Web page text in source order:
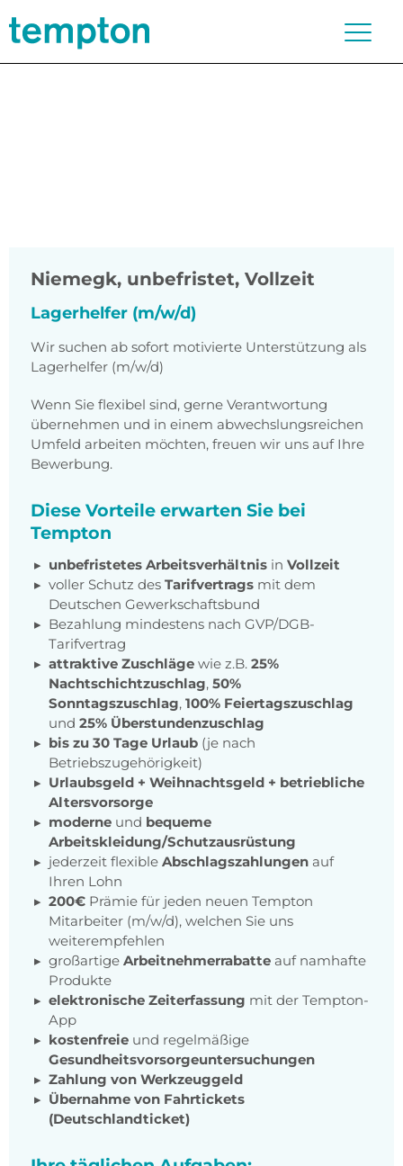
Niemegk, unbefristet, Vollzeit
Lagerhelfer (m/w/d)
Wir suchen ab sofort motivierte Unterstützung als
Lagerhelfer (m/w/d)
Wenn Sie flexibel sind, gerne Verantwortung
übernehmen und in einem abwechslungsreichen
Umfeld arbeiten möchten, freuen wir uns auf Ihre
Bewerbung.
Diese Vorteile erwarten Sie bei
Tempton
unbefristetes Arbeitsverhältnis in Vollzeit
voller Schutz des Tarifvertrags mit dem
Deutschen Gewerkschaftsbund
Bezahlung mindestens nach GVP/DGB-
Tarifvertrag
attraktive Zuschläge wie z.B. 25%
Nachtschichtzuschlag, 50%
Sonntagszuschlag, 100% Feiertagszuschlag
und 25% Überstundenzuschlag
bis zu 30 Tage Urlaub (je nach
Betriebszugehörigkeit)
Urlaubsgeld + Weihnachtsgeld + betriebliche
Altersvorsorge
moderne und bequeme
Arbeitskleidung/Schutzausrüstung
jederzeit flexible Abschlagszahlungen auf
Ihren Lohn
200€ Prämie für jeden neuen Tempton
Mitarbeiter (m/w/d), welchen Sie uns
weiterempfehlen
großartige Arbeitnehmerrabatte auf namhafte
Produkte
elektronische Zeiterfassung mit der Tempton-
App
kostenfreie und regelmäßige
Gesundheitsvorsorgeuntersuchungen
Zahlung von Werkzeuggeld
Übernahme von Fahrtickets
(Deutschlandticket)